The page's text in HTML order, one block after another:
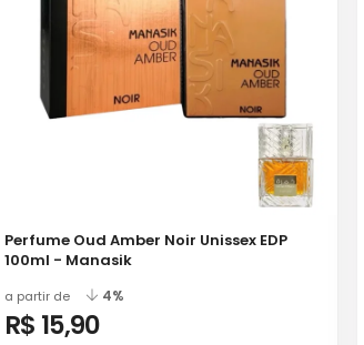
Perfume Oud Amber Noir Unissex EDP
100ml - Manasik
a partir de 4%
R$ 15,90